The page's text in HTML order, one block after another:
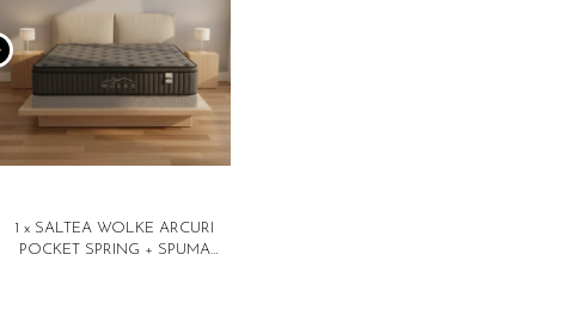
1 x SALTEA WOLKE ARCURI
POCKET SPRING + SPUMA